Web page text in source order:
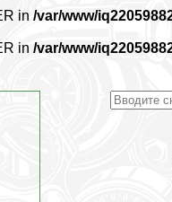
in /var/www/
in /var/www/